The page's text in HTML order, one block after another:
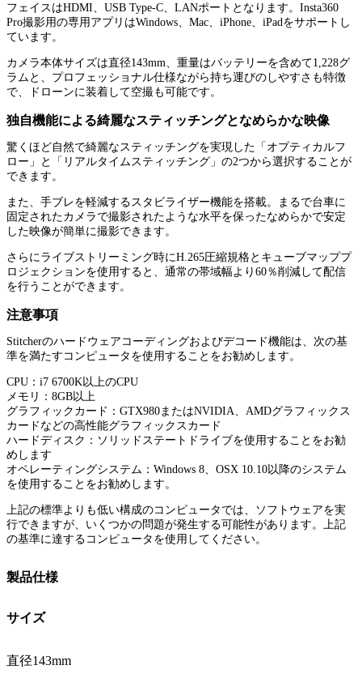
フェイスはHDMI、USB Type-C、LANポートとなります。Insta360
Pro撮影用の専用アプリはWindows、Mac、iPhone、iPadをサポートし
ています。
カメラ本体サイズは直径143mm、重量はバッテリーを含めて1,228グ
ラムと、プロフェッショナル仕様ながら持ち運びのしやすさも特徴
で、ドローンに装着して空撮も可能です。
独自機能による綺麗なスティッチングとなめらかな映像
驚くほど自然で綺麗なスティッチングを実現した「オプティカルフ
ロー」と「リアルタイムスティッチング」の2つから選択することが
できます。
また、手ブレを軽減するスタビライザー機能を搭載。まるで台車に
固定されたカメラで撮影されたような水平を保ったなめらかで安定
した映像が簡単に撮影できます。
さらにライブストリーミング時にH.265圧縮規格とキューブマッププ
ロジェクションを使用すると、通常の帯域幅より60％削減して配信
を行うことができます。
注意事項
Stitcherのハードウェアコーディングおよびデコード機能は、次の基
準を満たすコンピュータを使用することをお勧めします。
CPU：i7 6700K以上のCPU
メモリ：8GB以上
グラフィックカード：GTX980またはNVIDIA、AMDグラフィックス
カードなどの高性能グラフィックスカード
ハードディスク：ソリッドステートドライブを使用することをお勧
めします
オペレーティングシステム：Windows 8、OSX 10.10以降のシステム
を使用することをお勧めします。
上記の標準よりも低い構成のコンピュータでは、ソフトウェアを実
行できますが、いくつかの問題が発生する可能性があります。上記
の基準に達するコンピュータを使用してください。
製品仕様
サイズ
直径143mm